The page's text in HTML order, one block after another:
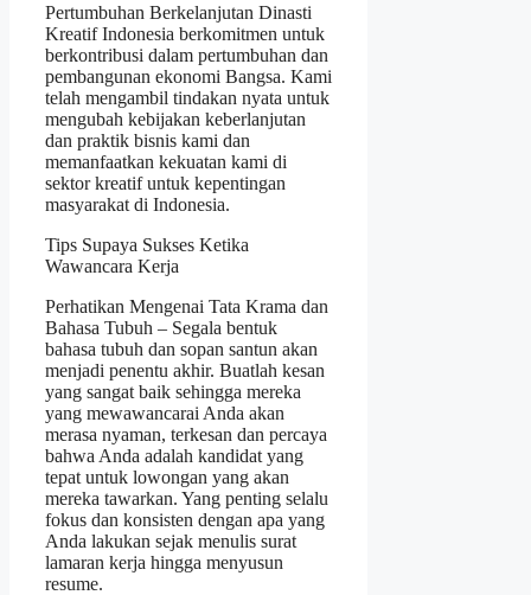
Pertumbuhan Berkelanjutan Dinasti
Kreatif Indonesia berkomitmen untuk
berkontribusi dalam pertumbuhan dan
pembangunan ekonomi Bangsa. Kami
telah mengambil tindakan nyata untuk
mengubah kebijakan keberlanjutan
dan praktik bisnis kami dan
memanfaatkan kekuatan kami di
sektor kreatif untuk kepentingan
masyarakat di Indonesia.
Tips Supaya Sukses Ketika
Wawancara Kerja
Perhatikan Mengenai Tata Krama dan
Bahasa Tubuh – Segala bentuk
bahasa tubuh dan sopan santun akan
menjadi penentu akhir. Buatlah kesan
yang sangat baik sehingga mereka
yang mewawancarai Anda akan
merasa nyaman, terkesan dan percaya
bahwa Anda adalah kandidat yang
tepat untuk lowongan yang akan
mereka tawarkan. Yang penting selalu
fokus dan konsisten dengan apa yang
Anda lakukan sejak menulis surat
lamaran kerja hingga menyusun
resume.